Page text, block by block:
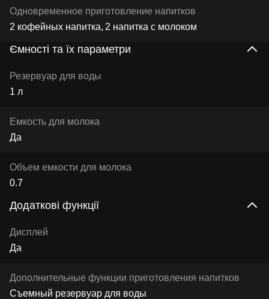
Одновременное приготовление напитков
2 кофейных напитка 2 напитка с молоком
Ємності та їх параметри
Резервуар для воды
1 л
Емкость для молока
Да
Объем емкости для молока
0.7
Додаткові функції
Дисплей
Да
Дополнительные функции приготовления напитков
Съемный резервуар для воды